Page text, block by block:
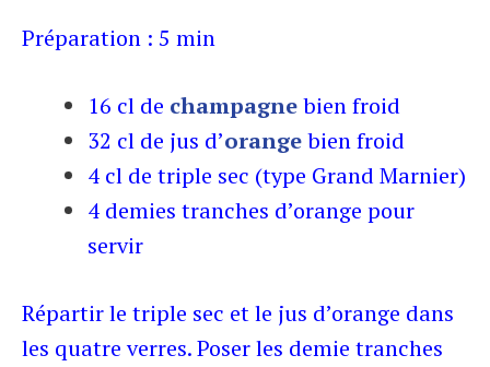
Préparation : 5 min
16 cl de champagnebien froid
32 cl de jus d’orangebien froid
4 cl de triple sec (type Grand Marnier)
4 demies tranches d’orange pour
servir
Répartir le triple sec et le jus d’orange dans
les quatre verres.Poser les demie tranches